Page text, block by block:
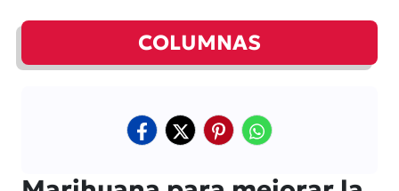
COLUMNAS